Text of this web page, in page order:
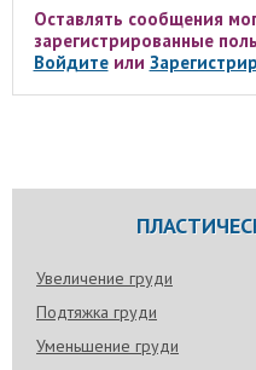
Оставлять сообщения
зарегистрированные
Войдитеили
Увеличение груди
Подтяжка груди
Уменьшение груди